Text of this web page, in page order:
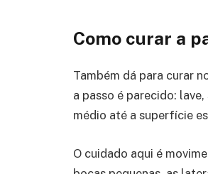
Como curar a
Também dá para curar
a passo é parecido:
médio até a superfície
O cuidado aqui é